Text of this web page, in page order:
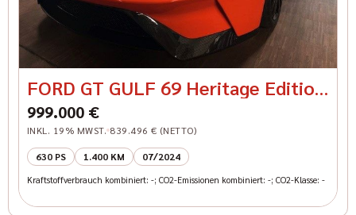
FORD GT GULF 69 Heritage Edition
Carbon Felgen
999.000 €
INKL. 19% MWST. 839.496 € (NETTO)
630 PS 1.400 KM 07/2024
Kraftstoffverbrauch kombiniert: -; CO2-Emissionen kombiniert: -; CO2-Klasse: -